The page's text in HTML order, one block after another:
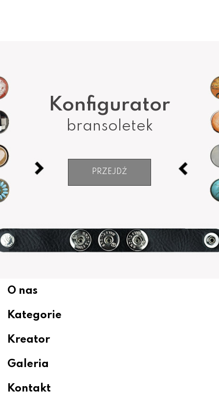
Konfigurator
bransoletek
PRZEJDŹ
O nas
Kategorie
Kreator
Galeria
Kontakt